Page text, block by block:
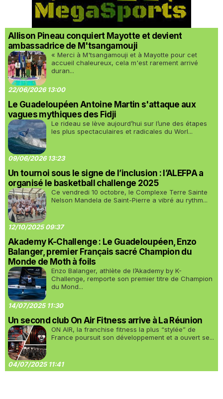
Allison Pineau conquiert Mayotte et devient
ambassadrice de M'tsangamouji
« Merci à M'tsangamouji et à Mayotte pour cet
accueil chaleureux, cela m'est rarement arrivé
duran...
22/06/2026 13:00
Le Guadeloupéen Antoine Martin s'attaque aux
vagues mythiques des Fidji
Le rideau se lève aujourd’hui sur l’une des étapes
les plus spectaculaires et radicales du Worl...
09/06/2026 13:23
Un tournoi sous le signe de l’inclusion : l’ALEFPA a
organisé le basketball challenge 2025
Ce vendredi 10 octobre, le Complexe Terre Sainte
Nelson Mandela de Saint-Pierre a vibré au rythm...
12/10/2025 09:37
Akademy K-Challenge : Le Guadeloupéen, Enzo
Balanger, premier Français sacré Champion du
Monde de Moth à foils
Enzo Balanger, athlète de l’Akademy by K-
Challenge, remporte son premier titre de Champion
du Mond...
14/07/2025 11:30
Un second club On Air Fitness arrive à La Réunion
ON AIR, la franchise fitness la plus “stylée” de
France poursuit son développement et a ouvert se...
04/07/2025 11:41